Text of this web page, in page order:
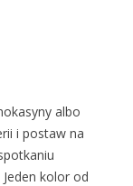
albo
i postaw na
kolor od